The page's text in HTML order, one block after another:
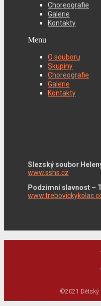
Choreografie
Galerie
Kontakty
Menu
O souboru
Skupiny
Choreografie
Galerie
Kontakty
Slezský soubor
www.sshs.cz
Podzimní slavnost –
©2021 Dětský